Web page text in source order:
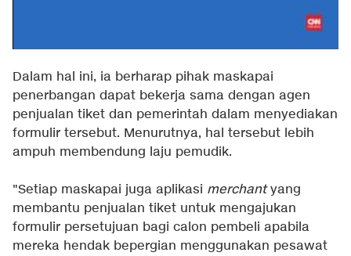
Dalam hal ini, ia berharap pihak maskapai
penerbangan dapat bekerja sama dengan agen
penjualan tiket dan pemerintah dalam menyediakan
formulir tersebut. Menurutnya, hal tersebut lebih
ampuh membendung laju pemudik.
"Setiap maskapai juga aplikasi merchantyang
membantu penjualan tiket untuk mengajukan
formulir persetujuan bagi calon pembeli apabila
mereka hendak bepergian menggunakan pesawat